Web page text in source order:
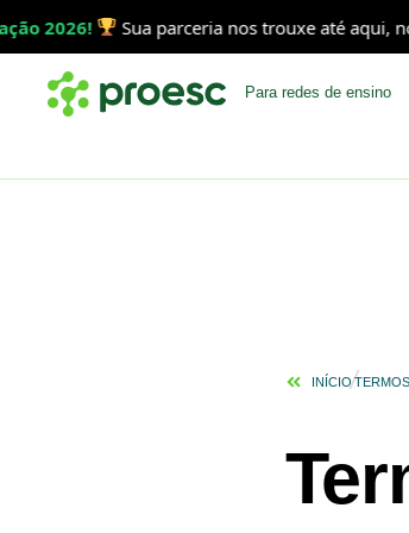
Sua parceria nos trouxe até aqui, nos
Para redes de ensino
INÍCIO